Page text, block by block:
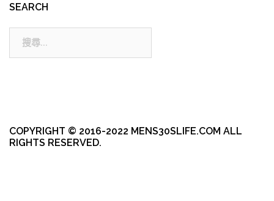
SEARCH
COPYRIGHT © 2016-2022 MENS30SLIFE.COM ALL
RIGHTS RESERVED.